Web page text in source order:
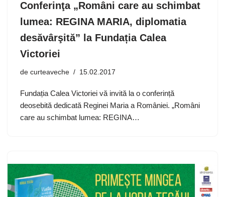
Conferinţa „Români care au schimbat
lumea: REGINA MARIA, diplomatia
desăvârşită” la Fundația Calea
Victoriei
de curteaveche 15.02.2017
Fundația Calea Victoriei vă invită la o conferință
deosebită dedicată Reginei Maria a României. „Români
care au schimbat lumea: REGINA…